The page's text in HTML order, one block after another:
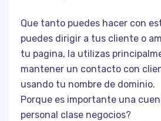
Que tanto puedes hacer con
puedes dirigir a tus cliente o
tu pagina, la utilizas
mantener un contacto con
usando tu nombre de dominio.
Porque es importante una
personal clase negocios?